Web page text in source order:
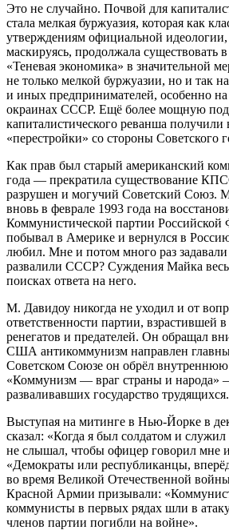
Это не случайно. Почвой для
стала мелкая буржуазия, которая как
утверждениям официальной
маскируясь, продолжала существовать
«Теневая экономика» в значительной
не только мелкой буржуазии, но и так
и иных предпринимателей, особенно
окраинах СССР. Ещё более мощную
капиталистического реванша получили
«перестройки» со стороны Советского
Как прав был старый американский
года — прекратила существование
разрушен и могучий Советский Союз.
вновь в феврале 1993 года на
Коммунистической партии
побывал в Америке и вернулся в
любил. Мне и потом много раз
развалили СССР? Суждения Майка
поисках ответа на него.
М. Давидоу никогда не уходил и от
ответственности партии, взрастившей
ренегатов и предателей. Он обращал
США антикоммунизм направлен
Советском Союзе он обрёл внутреннюю
«Коммунизм — враг страны и народа»
разваливавших государство
Выступая на митинге в Нью-Йорке в
сказал: «Когда я был солдатом и служил
не слышал, чтобы офицер говорил мне
«Демократы или республиканцы,
во время Великой Отечественной
Красной Армии призывали:
коммунисты в первых рядах шли в
членов партии погибли на войне».